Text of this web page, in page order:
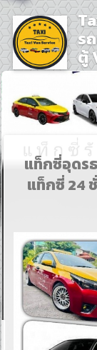
ร
ตู้
แท็กซี่อุดร
แท็กซี่ 24